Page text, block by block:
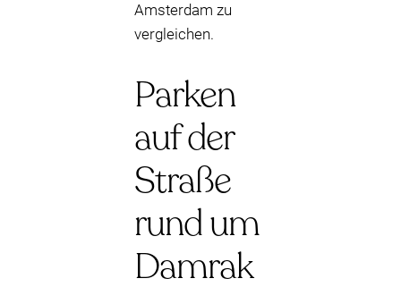
Amsterdam zu
vergleichen.
Parken
auf der
Straße
rund um
Damrak